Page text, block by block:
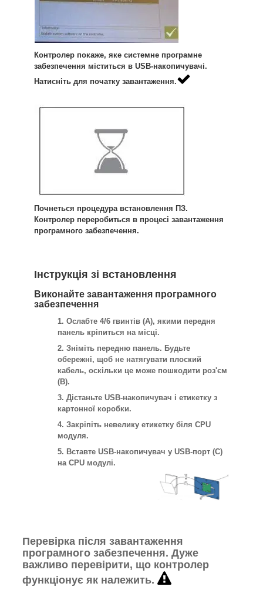
Інструкція зі встановлення
Виконайте завантаження програмного
забезпечення
1. Ослабте 4/6 гвинтів (A), якими передня
панель кріпиться на місці.
2. Зніміть передню панель. Будьте
обережні, щоб не натягувати плоский
кабель, оскільки це може пошкодити роз'єм
(B).
3. Дістаньте USB-накопичувач і етикетку з
картонної коробки.
4. Закріпіть невелику етикетку біля CPU
модуля.
5. Вставте USB-накопичувач у USB-порт (C)
на CPU модулі.
Контролер покаже, яке системне програмне
забезпечення міститься в USB-накопичувачі.
Натисніть для початку завантаження.
Почнеться процедура встановлення ПЗ.
Контролер переробиться в процесі завантаження
програмного забезпечення.
Перевірка після завантаження
програмного забезпечення. Дуже
важливо перевірити, що контролер
функціонує як належить.